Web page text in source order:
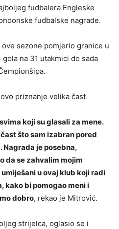
fudbalera Engleske
fudbalske nagrade.
sezone pomjerio granice u
na 31 utakmici do sada
priznanje velika čast
koji su glasali za mene.
što sam izabran pored
je posebna,
da se zahvalim mojim
u ovaj klub koji radi
kako bi pomogao meni i
dobro, rekao je Mitrović.
strijelca, oglasio se i